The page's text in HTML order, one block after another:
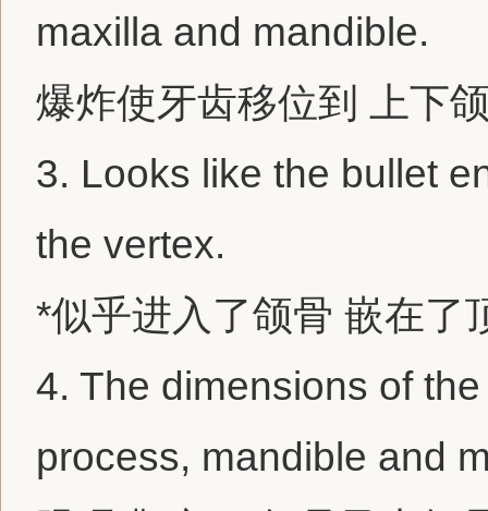
maxilla and mandible.
爆炸使牙齿移位到 上下
3. Looks like the bullet
the vertex.
*似乎进入了颌骨 嵌在了
4. The dimensions of
process, mandible and